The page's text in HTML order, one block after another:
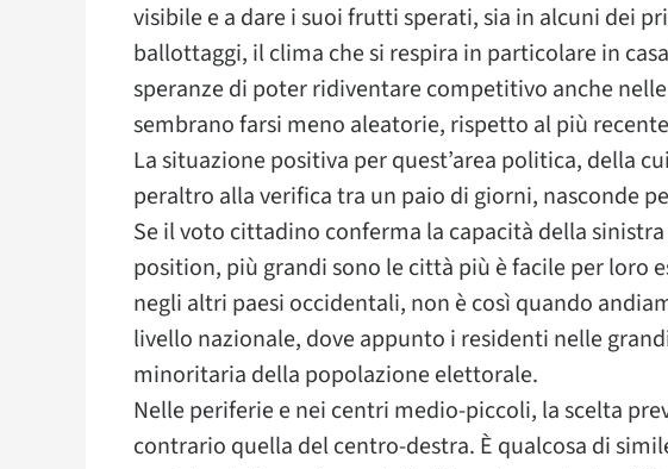
visibile e a dare i suoi frutti sperati, sia in alcuni dei
ballottaggi, il clima che si respira in particolare in
speranze di poter ridiventare competitivo anche
sembrano farsi meno aleatorie, rispetto al più
La situazione positiva per quest’area politica, della
peraltro alla verifica tra un paio di giorni, nasconde
Se il voto cittadino conferma la capacità della
position, più grandi sono le città più è facile per loro
negli altri paesi occidentali, non è così quando
livello nazionale, dove appunto i residenti nelle
minoritaria della popolazione elettorale.
Nelle periferie e nei centri medio-piccoli, la scelta
contrario quella del centro-destra. È qualcosa di